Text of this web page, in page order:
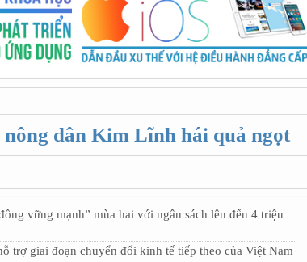
dân Kim Lĩnh hái quả ngọt
vững mạnh” mùa hai với ngân sách lên đến 4 triệu
trợ giai đoạn chuyển đổi kinh tế tiếp theo của Việt Nam